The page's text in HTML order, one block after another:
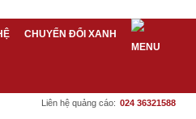
CHUYỂN ĐỔI XANH
Liên hệ quảng cáo: 024 36321588